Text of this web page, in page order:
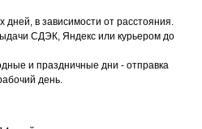
дней, в зависимости от расстояния.
СДЭК, Яндекс или курьером до
и праздничные дни - отправка
день.